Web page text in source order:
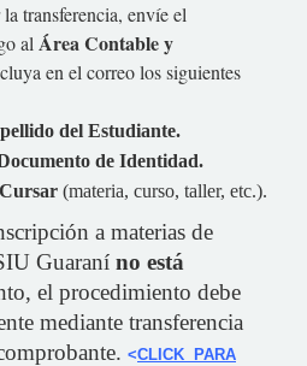
transferencia, envíe el
al Área Contable y
en el correo los siguientes
del Estudiante.
de Identidad.
(materia, curso, taller, etc.).
a materias de
Guaraní no está
el procedimiento debe
mediante transferencia
<CLICK PARA